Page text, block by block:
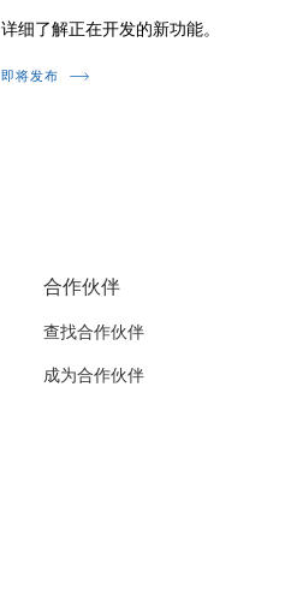
详细了解正在开发的新功能。
即将发布
合作伙伴
查找合作伙伴
成为合作伙伴